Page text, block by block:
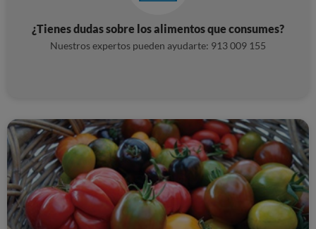
¿Tienes dudas sobre los alimentos que consumes?
Nuestros expertos pueden ayudarte: 913 009 155